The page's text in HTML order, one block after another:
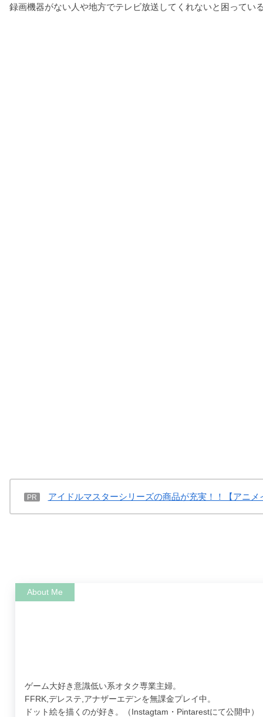
録画機器がない人や地方でテレビ放送してくれないと困って
PR アイドルマスターシリーズの商品が充実！！【アニメ
ゲーム大好き意識低い系オタク専業主婦。
FFRK,デレステ,アナザーエデンを無課金プレイ中。
ドット絵を描くのが好き。（Instagtam・Pintarestにて公開中）